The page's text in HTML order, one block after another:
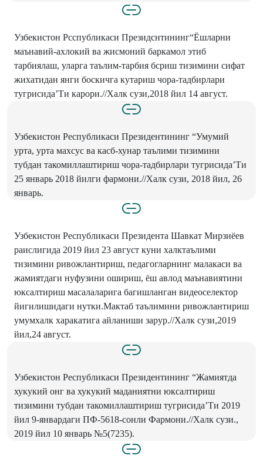
Узбекистон Рсспубликаси Президснтининг“Ёшларни
маънавий-ахлокий ва жисмоний баркамол этиб
тарбиялаш, уларга таълим-тарбия бсриш тизимини сифат
жихатидан янги боскичга кутариш чора-тадбирлари
тугрисида’Ти карори.//Халк сузи,2018 йил 14 август.
Узбекистон Республикаси Президентининг “Умумий
урта, урта махсус ва касб-хунар таълими тизимини
тубдан такомиллаштириш чора-тадбирлари тугрисида’Ти
25 январь 2018 йилги фармони.//Халк сузи, 2018 йил, 26
январь.
Узбекистон Республикаси Президента Шавкат Мирзиёев
раислигида 2019 йил 23 август куни халктаълими
тизимини ривожлантириш, педагогларнинг малакаси ва
жамиятдаги нуфузини ошириш, ёш авлод маънавиятини
юксалтириш масалаларига багишланган видеоселектор
йигилишидаги нутки.Мактаб таълимини ривожлантириш
умумхалк харакатига айланиши зарур.//Халк сузи,2019
йил,24 август.
Узбекистон Республикаси Президентининг “Жамиятда
хукукий онг ва хукукий маданиятни юксалтириш
тизимини тубдан такомиллаштириш тугрисида’Ти 2019
йил 9-январдаги ПФ-5618-сонли Фармони.//Халк сузи.,
2019 йил 10 январь №5(7235).